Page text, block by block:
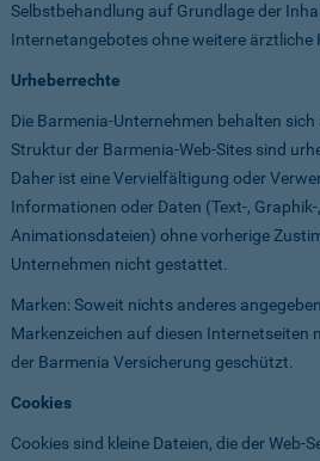
Selbstbehandlung auf Grundlage der
Internetangebotes ohne weitere
Urheberrechte
Die Barmenia-Unternehmen behalten
Struktur der Barmenia-Web-Sites sind
Daher ist eine Vervielfältigung oder
Informationen oder Daten (Text-, Graphik-
Animationsdateien) ohne vorherige
Unternehmen nicht gestattet.
Marken: Soweit nichts anderes
Markenzeichen auf diesen Internetseiten
der Barmenia Versicherung geschützt.
Cookies
Cookies sind kleine Dateien, die der Web-